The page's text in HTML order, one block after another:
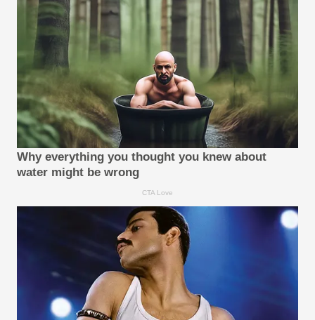
Why everything you thought you knew about
water might be wrong
CTA Love